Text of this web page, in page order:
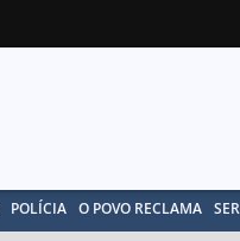
POLÍCIA O POVO RECLAMA